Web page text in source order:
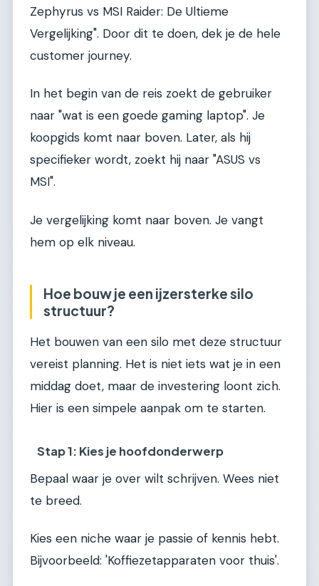
Zephyrus vs MSI Raider: De Ultieme
Vergelijking". Door dit te doen, dek je de hele
customer journey.
In het begin van de reis zoekt de gebruiker
naar "wat is een goede gaming laptop". Je
koopgids komt naar boven. Later, als hij
specifieker wordt, zoekt hij naar "ASUS vs
MSI".
Je vergelijking komt naar boven. Je vangt
hem op elk niveau.
Hoe bouw je een ijzersterke silo
structuur?
Het bouwen van een silo met deze structuur
vereist planning. Het is niet iets wat je in een
middag doet, maar de investering loont zich.
Hier is een simpele aanpak om te starten.
Stap 1: Kies je hoofdonderwerp
Bepaal waar je over wilt schrijven. Wees niet
te breed.
Kies een niche waar je passie of kennis hebt.
Bijvoorbeeld: 'Koffiezetapparaten voor thuis'.